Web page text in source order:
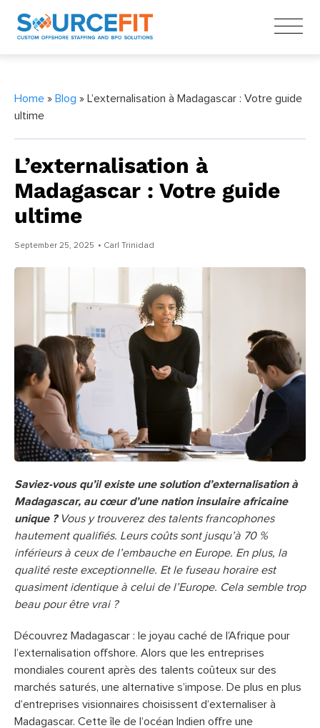
Home » Blog » L’externalisation à Madagascar : Votre guide
ultime
L’externalisation à
Madagascar : Votre guide
ultime
September 25, 2025 • Carl Trinidad
Saviez-vous qu’il existe une solution d’externalisation à
Madagascar, au cœur d’une nation insulaire africaine
unique ?Vous y trouverez des talents francophones
hautement qualifiés. Leurs coûts sont jusqu’à 70 %
inférieurs à ceux de l’embauche en Europe. En plus, la
qualité reste exceptionnelle. Et le fuseau horaire est
quasiment identique à celui de l’Europe. Cela semble trop
beau pour être vrai ?
Découvrez Madagascar : le joyau caché de l’Afrique pour
l’externalisation offshore. Alors que les entreprises
mondiales courent après des talents coûteux sur des
marchés saturés, une alternative s’impose. De plus en plus
d’entreprises visionnaires choisissent d’externaliser à
Madagascar. Cette île de l’océan Indien offre une